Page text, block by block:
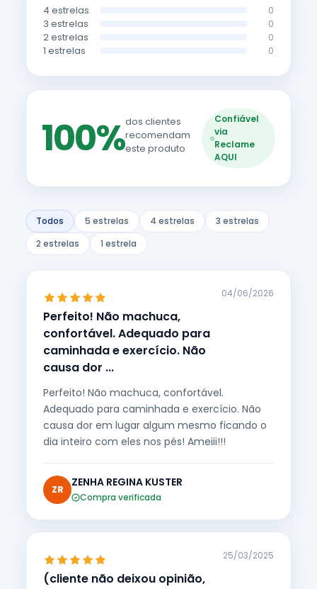
4 estrelas 0
3 estrelas 0
2 estrelas 0
1 estrelas 0
100%dos clientes
recomendam
este produto
Confiável
via
Reclame
AQUI
Todos 5 estrelas 4 estrelas
3 estrelas
2 estrelas
1 estrela
Perfeito! Não machuca,
confortável. Adequado para
caminhada e exercício. Não
causa dor ...
04/06/2026
Perfeito! Não machuca, confortável.
Adequado para caminhada e exercício. Não
causa dor em lugar algum mesmo ficando o
dia inteiro com eles nos pés! Ameiii!!!
ZR
ZENHA REGINA KUSTER
Compra verificada
(cliente não deixou opinião,
25/03/2025